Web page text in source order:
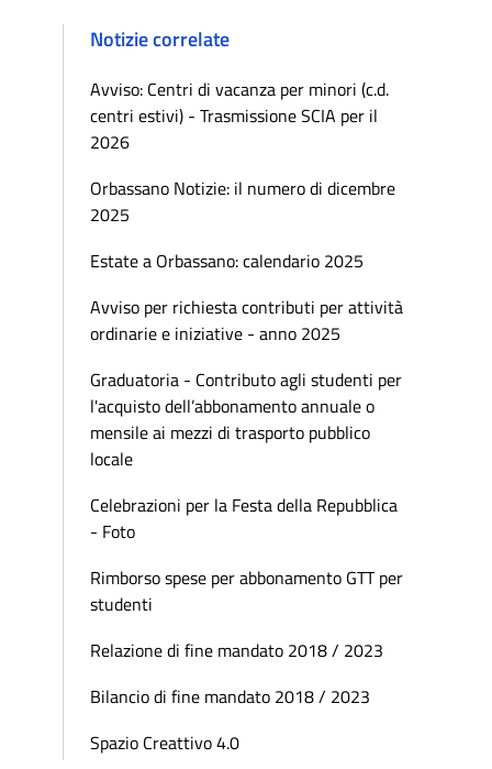
Notizie correlate
Avviso: Centri di vacanza per minori (c.d.
centri estivi) - Trasmissione SCIA per il
2026
Orbassano Notizie: il numero di dicembre
2025
Estate a Orbassano: calendario 2025
Avviso per richiesta contributi per attività
ordinarie e iniziative - anno 2025
Graduatoria - Contributo agli studenti per
l'acquisto dell’abbonamento annuale o
mensile ai mezzi di trasporto pubblico
locale
Celebrazioni per la Festa della Repubblica
- Foto
Rimborso spese per abbonamento GTT per
studenti
Relazione di fine mandato 2018 / 2023
Bilancio di fine mandato 2018 / 2023
Spazio Creattivo 4.0